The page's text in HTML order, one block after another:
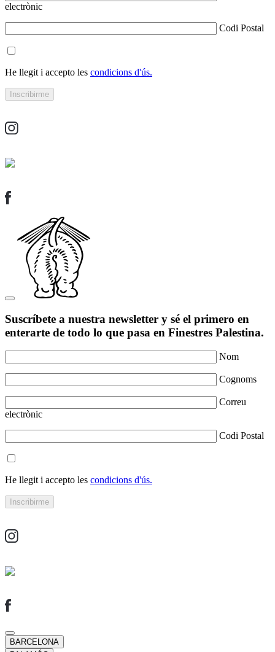
electrònic
Codi Postal
He llegit i accepto les condicions d'ús.
Suscríbete a nuestra newsletter y sé el primero en
enterarte de todo lo que pasa en Finestres Palestina.
Nom
Cognoms
Correu
electrònic
Codi Postal
He llegit i accepto les condicions d'ús.
BARCELONA